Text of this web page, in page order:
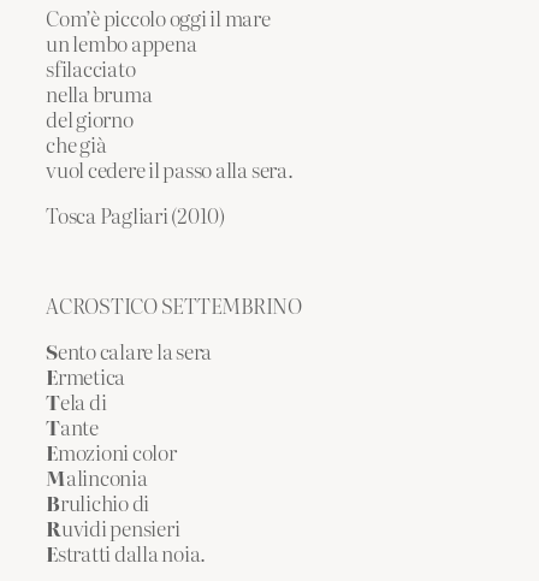
Com’è piccolo oggi il mare
un lembo appena
sfilacciato
nella bruma
del giorno
che già
vuol cedere il passo alla sera.
Tosca Pagliari (2010)
ACROSTICO SETTEMBRINO
Sento calare la sera
Ermetica
Tela di
Tante
Emozioni color
Malinconia
Brulichio di
Ruvidi pensieri
Estratti dalla noia.